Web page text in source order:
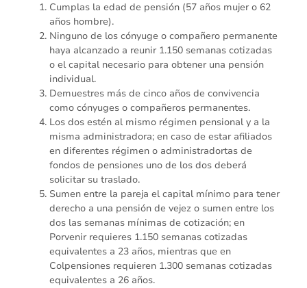
Cumplas la edad de pensión (57 años mujer o 62
años hombre).
Ninguno de los cónyuge o compañero permanente
haya alcanzado a reunir 1.150 semanas cotizadas
o el capital necesario para obtener una pensión
individual.
Demuestres más de cinco años de convivencia
como cónyuges o compañeros permanentes.
Los dos estén al mismo régimen pensional y a la
misma administradora; en caso de estar afiliados
en diferentes régimen o administradortas de
fondos de pensiones uno de los dos deberá
solicitar su traslado.
Sumen entre la pareja el capital mínimo para tener
derecho a una pensión de vejez o sumen entre los
dos las semanas mínimas de cotización; en
Porvenir requieres 1.150 semanas cotizadas
equivalentes a 23 años, mientras que en
Colpensiones requieren 1.300 semanas cotizadas
equivalentes a 26 años.